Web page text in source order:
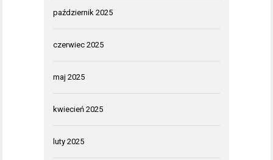
październik 2025
czerwiec 2025
maj 2025
kwiecień 2025
luty 2025